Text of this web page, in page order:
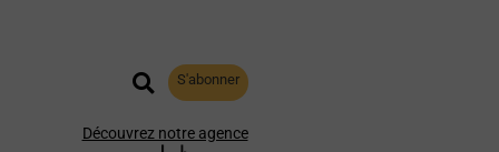
S'abonner
Découvrez notre agence